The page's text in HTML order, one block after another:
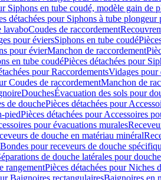
Siphons en tube coudé, modèle gain de
détachées pour Siphons à tube
lavaboCoudes de raccordement
pour éviersSiphons en tube coudé
pour évierManchon de raccordement
en tube coudéPièces détachées pour
pour RaccordementsVidages pour
Coudes de raccordementManchon de
DouchesÉvacuation des sols pour
de douchePièces détachées pour
piedPièces détachées pour Accessoires
pour évacuations murales
de douche en matériau minéral
pour receveurs de douche
de douche latérales pour
rangementPièces détachées pour Niches
Baignoires rectangulairesBaignoires en